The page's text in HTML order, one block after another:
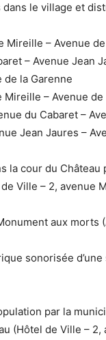
le village et
Mireille – Avenue
– Avenue Jean
de la Garenne
Mireille – Avenue
du Cabaret –
Jean Jaures –
la cour du
Ville – 2, avenue
aux morts
sonorisée
par la
(Hôtel de Ville – 2,